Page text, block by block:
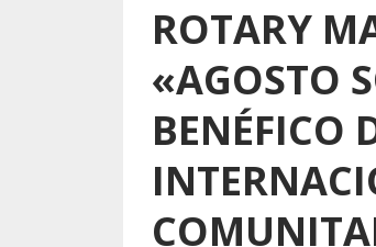
ROTARY
«AGOSTO
BENÉFICO